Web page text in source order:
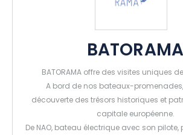
BATORAMA
BATORAMA offre des visites uniques
A bord de nos bateaux-
découverte des trésors historiques et
capitale européenne.
De NAO, bateau électrique avec son pilote,